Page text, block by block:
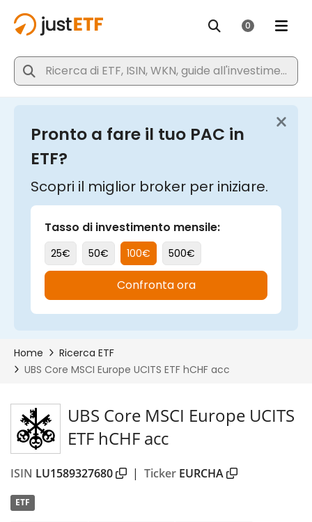
UBS Core MSCI Europe UCITS
ETF hCHF acc
ISIN LU1589327680 | Ticker EURCHA
ETF